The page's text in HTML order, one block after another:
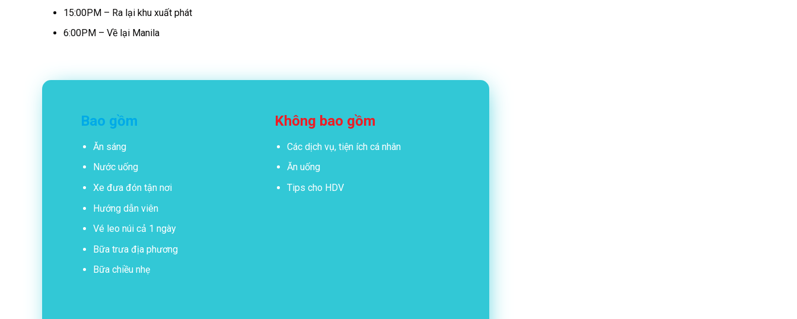
15:00PM – Ra lại khu xuất phát
6:00PM – Về lại Manila
Bao gồm
Ăn sáng
Nước uống
Xe đưa đón tận nơi
Hướng dẫn viên
Vé leo núi cả 1 ngày
Bữa trưa địa phương
Bữa chiều nhẹ
Không bao gồm
Các dịch vụ, tiện ích cá nhân
Ăn uống
Tips cho HDV